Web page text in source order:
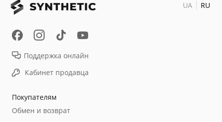
Покупателям
Обмен и возврат
Поддержка онлайн
Кабинет продавца
UA RU